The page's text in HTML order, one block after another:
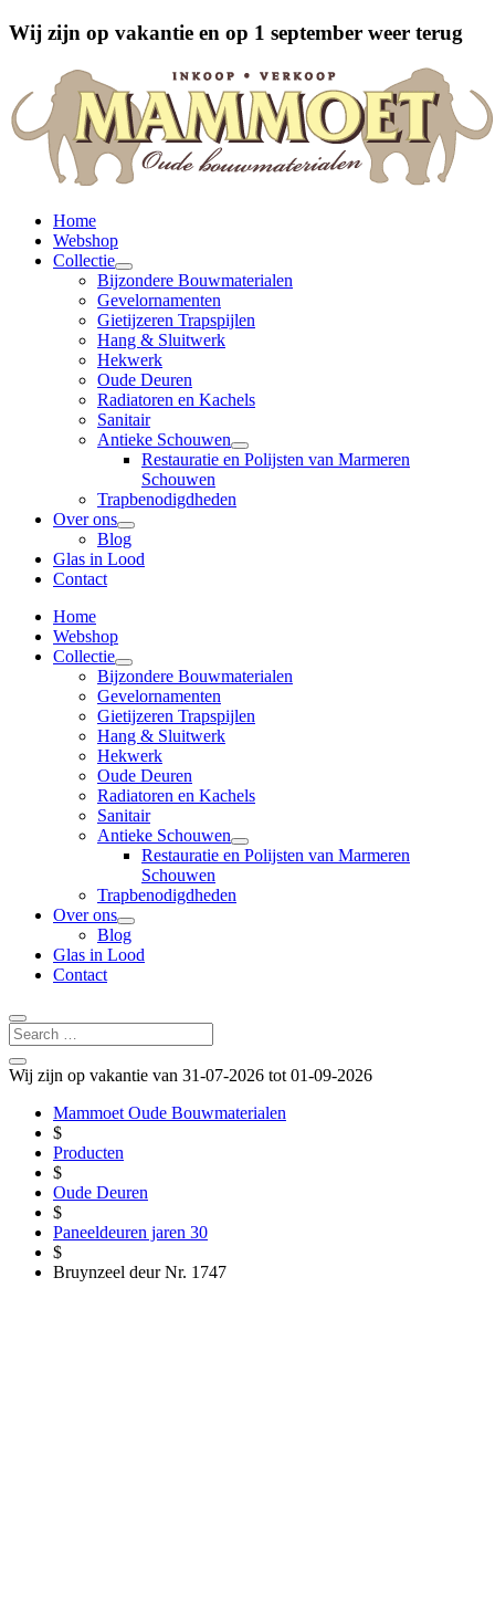
Wij zijn op vakantie en op 1 september weer terug
Home
Webshop
Collectie
Bijzondere Bouwmaterialen
Gevelornamenten
Gietijzeren Trapspijlen
Hang & Sluitwerk
Hekwerk
Oude Deuren
Radiatoren en Kachels
Sanitair
Antieke Schouwen
Restauratie en Polijsten van Marmeren
Schouwen
Trapbenodigdheden
Over ons
Blog
Glas in Lood
Contact
Home
Webshop
Collectie
Bijzondere Bouwmaterialen
Gevelornamenten
Gietijzeren Trapspijlen
Hang & Sluitwerk
Hekwerk
Oude Deuren
Radiatoren en Kachels
Sanitair
Antieke Schouwen
Restauratie en Polijsten van Marmeren
Schouwen
Trapbenodigdheden
Over ons
Blog
Glas in Lood
Contact
Wij zijn op vakantie van 31-07-2026 tot 01-09-2026
Mammoet Oude Bouwmaterialen
$
Producten
$
Oude Deuren
$
Paneeldeuren jaren 30
$
Bruynzeel deur Nr. 1747